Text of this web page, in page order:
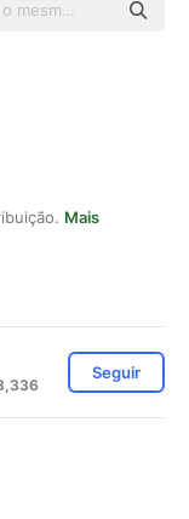
Mais
Seguir